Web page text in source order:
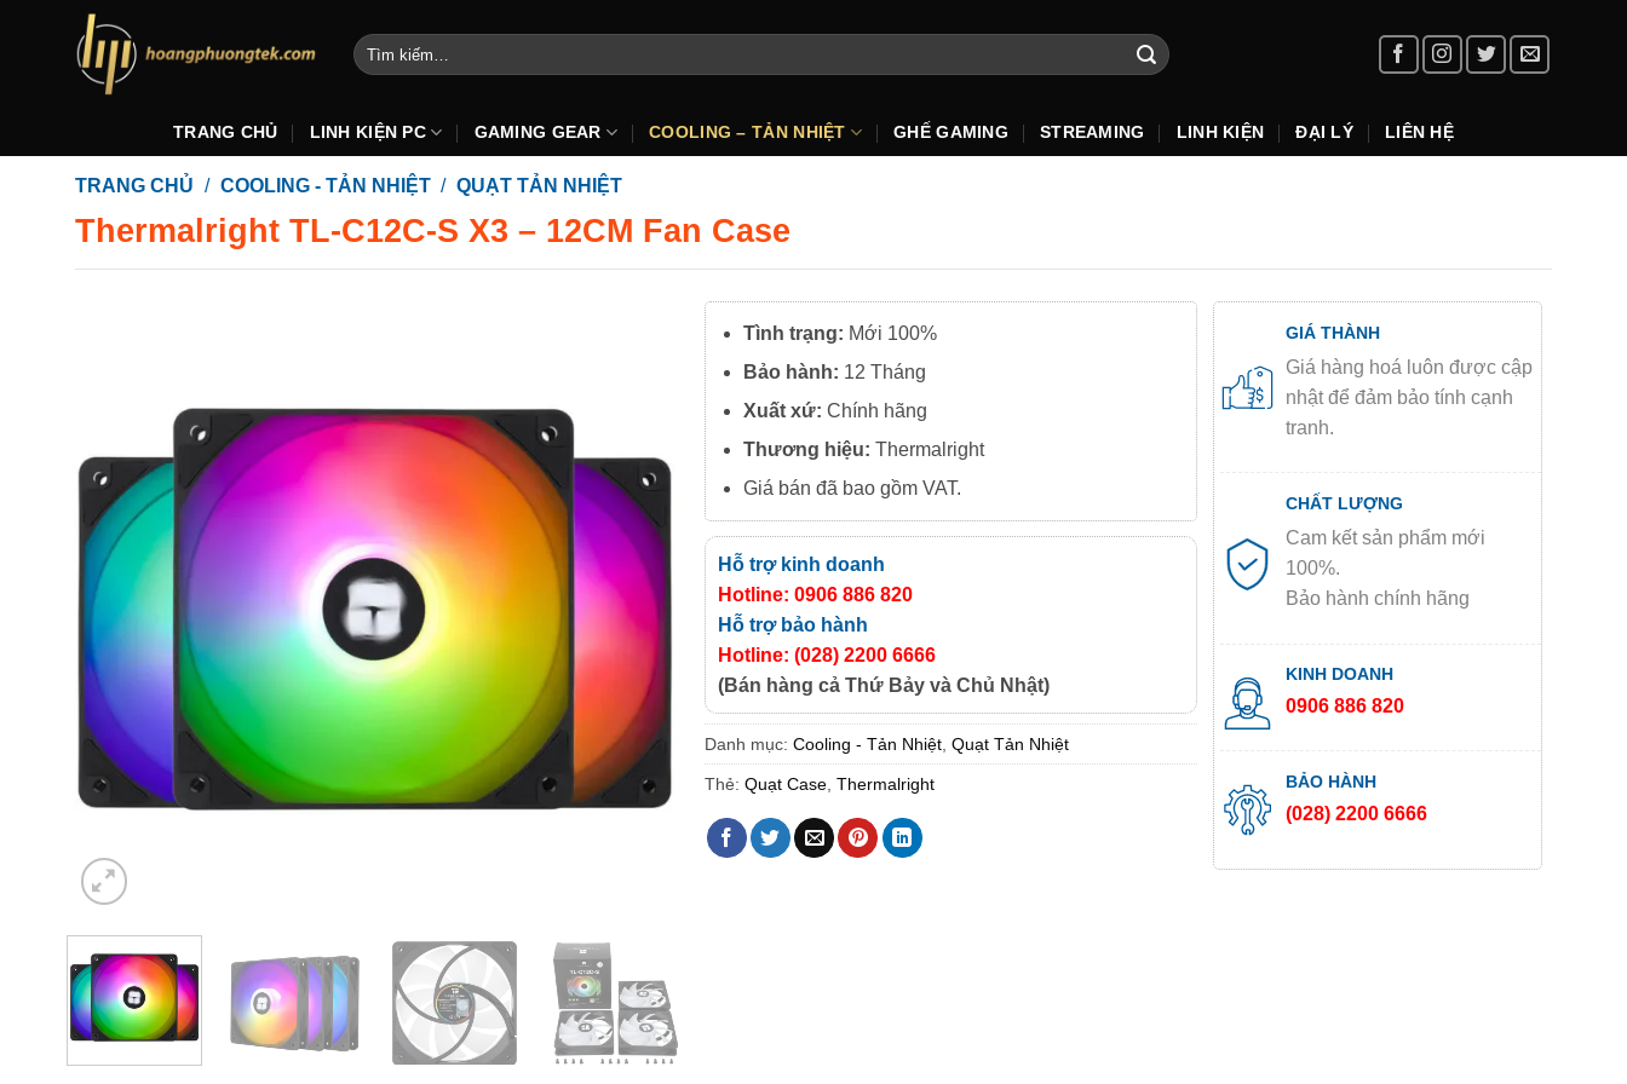
Tìm
kiếm:
TRANG CHỦ LINH KIỆN PC GAMING GEAR COOLING – TẢN NHIỆT GHẾ GAMING STREAMING LINH KIỆN ĐẠI LÝ LIÊN HỆ
TRANG CHỦ / COOLING - TẢN NHIỆT / QUẠT TẢN NHIỆT
Thermalright TL-C12C-S X3 – 12CM Fan Case
Tình trạng: Mới 100%
Bảo hành: 12 Tháng
Xuất xứ: Chính hãng
Thương hiệu: Thermalright
Giá bán đã bao gồm VAT.
Hỗ trợ kinh doanh
Hotline: 0906 886 820
Hỗ trợ bảo hành
Hotline: (028) 2200 6666
(Bán hàng cả Thứ Bảy và Chủ Nhật)
Danh mục:Cooling - Tản Nhiệt ,Quạt Tản Nhiệt
Thẻ:Quạt Case ,Thermalright
GIÁ THÀNH
Giá hàng hoá luôn được cập
nhật để đảm bảo tính cạnh
tranh.
CHẤT LƯỢNG
Cam kết sản phẩm mới
100%.
Bảo hành chính hãng
KINH DOANH
0906 886 820
BẢO HÀNH
(028) 2200 6666